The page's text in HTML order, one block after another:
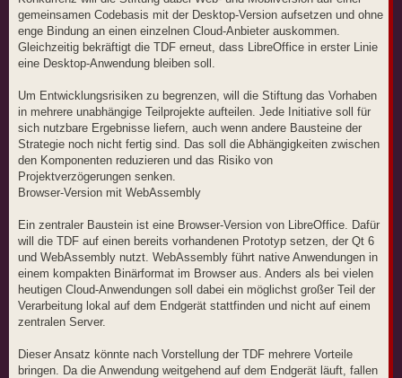
gemeinsamen Codebasis mit der Desktop-Version aufsetzen und ohne
enge Bindung an einen einzelnen Cloud-Anbieter auskommen.
Gleichzeitig bekräftigt die TDF erneut, dass LibreOffice in erster Linie
eine Desktop-Anwendung bleiben soll.
Um Entwicklungsrisiken zu begrenzen, will die Stiftung das Vorhaben
in mehrere unabhängige Teilprojekte aufteilen. Jede Initiative soll für
sich nutzbare Ergebnisse liefern, auch wenn andere Bausteine der
Strategie noch nicht fertig sind. Das soll die Abhängigkeiten zwischen
den Komponenten reduzieren und das Risiko von
Projektverzögerungen senken.
Browser-Version mit WebAssembly
Ein zentraler Baustein ist eine Browser-Version von LibreOffice. Dafür
will die TDF auf einen bereits vorhandenen Prototyp setzen, der Qt 6
und WebAssembly nutzt. WebAssembly führt native Anwendungen in
einem kompakten Binärformat im Browser aus. Anders als bei vielen
heutigen Cloud-Anwendungen soll dabei ein möglichst großer Teil der
Verarbeitung lokal auf dem Endgerät stattfinden und nicht auf einem
zentralen Server.
Dieser Ansatz könnte nach Vorstellung der TDF mehrere Vorteile
bringen. Da die Anwendung weitgehend auf dem Endgerät läuft, fallen